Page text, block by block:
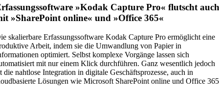
»Kodak Capture Pro« flutscht
»SharePoint online« und »Office 365«
skalierbare Erfassungssoftware Kodak Capture Pro ermöglicht eine
Arbeit, indem sie die Umwandlung von Papier in
optimiert. Selbst komplexe Vorgänge lassen sich
mit nur einem Klick durchführen. Ganz wesentlich jedoch
die nahtlose Integration in digitale Geschäftsprozesse, auch in
Lösungen wie Microsoft SharePoint online und Office